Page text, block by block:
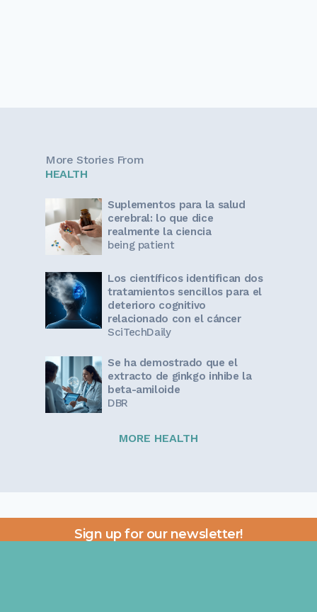
More Stories From
HEALTH
Suplementos para la salud
cerebral: lo que dice
realmente la ciencia
being patient
Los científicos identifican dos
tratamientos sencillos para el
deterioro cognitivo
relacionado con el cáncer
SciTechDaily
Se ha demostrado que el
extracto de ginkgo inhibe la
beta-amiloide
DBR
MORE HEALTH
Sign up for our newsletter!